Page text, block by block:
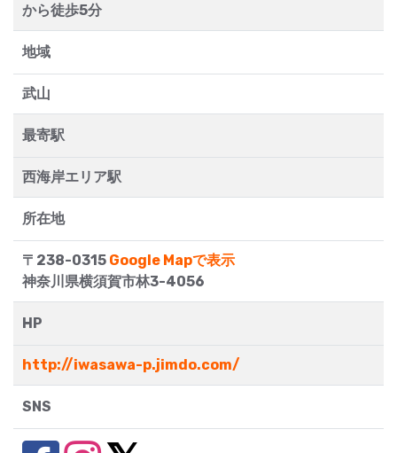
から徒歩5分
地域
武山
最寄駅
西海岸エリア駅
所在地
〒238-0315 Google Mapで表示
神奈川県横須賀市林3-4056
HP
http://iwasawa-p.jimdo.com/
SNS